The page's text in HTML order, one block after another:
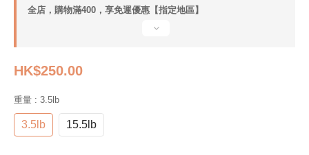
全店，購物滿400，享免運優惠【指定地區】
HK$250.00
重量 : 3.5lb
3.5lb 15.5lb